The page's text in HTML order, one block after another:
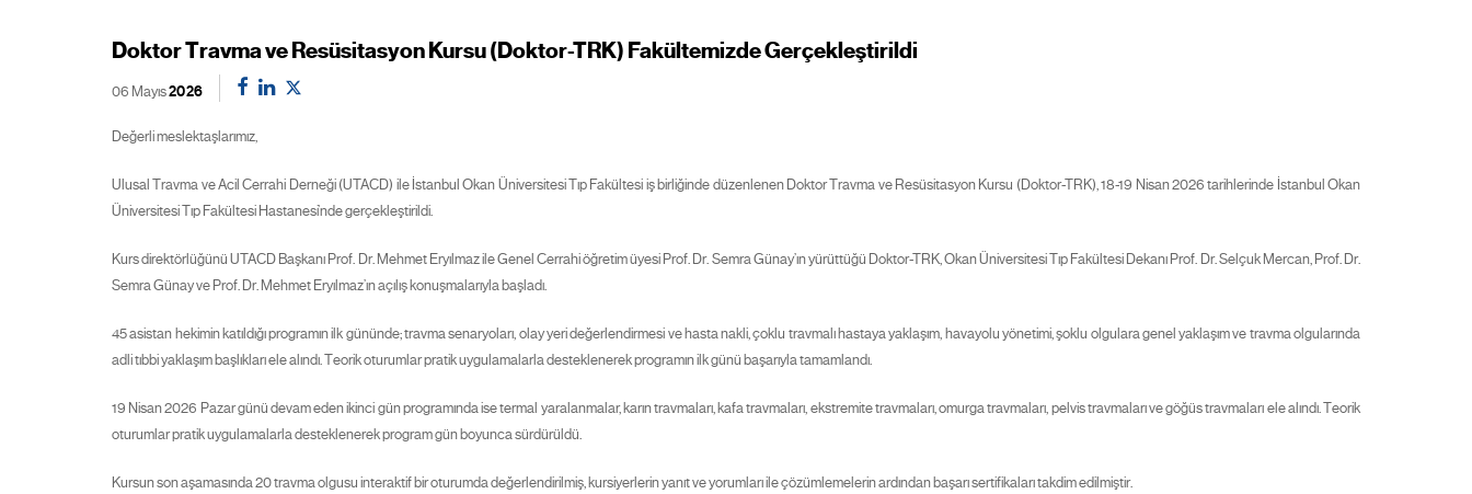
Doktor Travma ve Resüsitasyon Kursu (Doktor-TRK) Fakültemizde Gerçekleştirildi
06 Mayıs2026
Değerli meslektaşlarımız,
Ulusal Travma ve Acil Cerrahi Derneği (UTACD) ile İstanbul Okan Üniversitesi Tıp Fakültesi iş birliğinde düzenlenen Doktor Travma ve Resüsitasyon Kursu (Doktor-TRK), 18-19 Nisan 2026 tarihlerinde İstanbul Okan
Üniversitesi Tıp Fakültesi Hastanesi’nde gerçekleştirildi.
Kurs direktörlüğünü UTACD Başkanı Prof. Dr. Mehmet Eryılmaz ile Genel Cerrahi öğretim üyesi Prof. Dr. Semra Günay’ın yürüttüğü Doktor-TRK, Okan Üniversitesi Tıp Fakültesi Dekanı Prof. Dr. Selçuk Mercan, Prof. Dr.
Semra Günay ve Prof. Dr. Mehmet Eryılmaz’ın açılış konuşmalarıyla başladı.
45 asistan hekimin katıldığı programın ilk gününde; travma senaryoları, olay yeri değerlendirmesi ve hasta nakli, çoklu travmalı hastaya yaklaşım, havayolu yönetimi, şoklu olgulara genel yaklaşım ve travma olgularında
adli tıbbi yaklaşım başlıkları ele alındı. Teorik oturumlar pratik uygulamalarla desteklenerek programın ilk günü başarıyla tamamlandı.
19 Nisan 2026 Pazar günü devam eden ikinci gün programında ise termal yaralanmalar, karın travmaları, kafa travmaları, ekstremite travmaları, omurga travmaları, pelvis travmaları ve göğüs travmaları ele alındı. Teorik
oturumlar pratik uygulamalarla desteklenerek program gün boyunca sürdürüldü.
Kursun son aşamasında 20 travma olgusu interaktif bir oturumda değerlendirilmiş, kursiyerlerin yanıt ve yorumları ile çözümlemelerin ardından başarı sertifikaları takdim edilmiştir.